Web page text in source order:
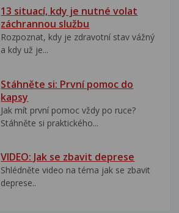
13 situací, kdy je nutné volat
záchrannou službu
Rozpoznat, kdy je zdravotní stav vážný
a kdy už je...
Stáhněte si: První pomoc do
kapsy
Jak mít první pomoc vždy po ruce?
Stáhněte si praktického...
VIDEO: Jak se zbavit deprese
Shlédněte video na téma jak se zbavit
deprese..